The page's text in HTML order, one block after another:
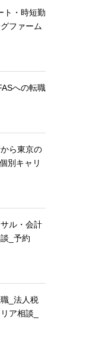
ト・時短勤
ファーム
への転職
ら東京の
別キャリ
ル・会計
_予約
_法人税
ア相談_